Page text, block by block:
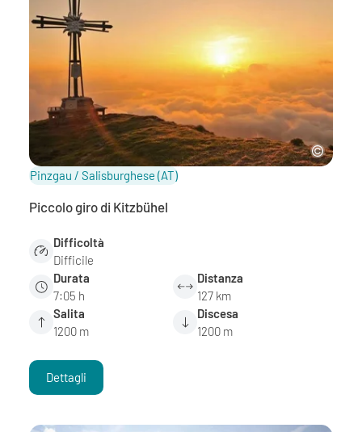
Pinzgau / Salisburghese (AT)
Piccolo giro di Kitzbühel
Difficoltà
Difficile
Durata
7:05 h
Distanza
127 km
Salita
1200 m
Discesa
1200 m
Dettagli